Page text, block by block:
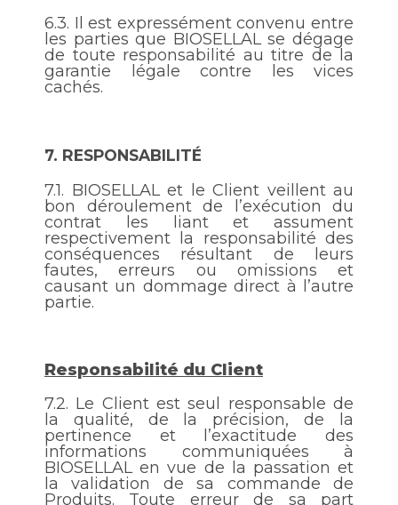
6.3. Il est expressément convenu entre
les parties que BIOSELLAL se dégage
de toute responsabilité au titre de la
garantie légale contre les vices
cachés.
7. RESPONSABILITÉ
7.1. BIOSELLAL et le Client veillent au
bon déroulement de l’exécution du
contrat les liant et assument
respectivement la responsabilité des
conséquences résultant de leurs
fautes, erreurs ou omissions et
causant un dommage direct à l’autre
partie.
Responsabilité du Client
7.2. Le Client est seul responsable de
la qualité, de la précision, de la
pertinence et l’exactitude des
informations communiquées à
BIOSELLAL en vue de la passation et
la validation de sa commande de
Produits. Toute erreur de sa part